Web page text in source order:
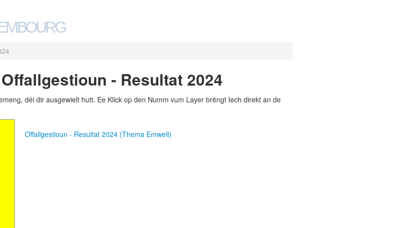
- Resultat 2024
déi dir ausgewielt hutt. Ee Klick op den Numm vum Layer brëngt Iech direkt an de
Offallgestioun - Resultat 2024 (Thema Emwelt)